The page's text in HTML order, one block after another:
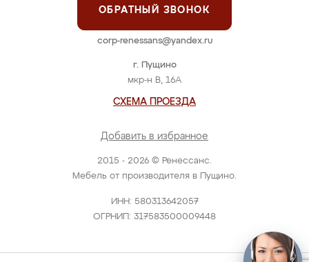
2015 - 2026 © Ренессанс.
Мебель от производителя в Пущино.
ИНН: 580313642057
ОГРНИП: 317583500009448
г. Пущино
мкр-н В, 16А
СХЕМА ПРОЕЗДА
Добавить в избранное
ОБРАТНЫЙ ЗВОНОК
corp-renessans@yandex.ru